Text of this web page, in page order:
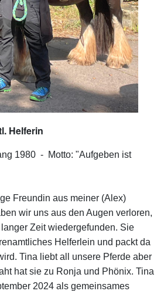
Helferin
1980 - Motto: "Aufgeben ist
Freundin aus meiner (Alex)
wir uns aus den Augen verloren,
Zeit wiedergefunden. Sie
Helferlein und packt da
Tina liebt all unsere Pferde aber
hat sie zu Ronja und Phönix. Tina
2024 als gemeinsames